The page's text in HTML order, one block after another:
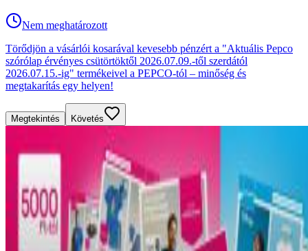
Nem meghatározott
Törődjön a vásárlói kosarával kevesebb pénzért a "Aktuális Pepco
szórólap érvényes csütörtöktől 2026.07.09.-től szerdától
2026.07.15.-ig" termékeivel a PEPCO-tól – minőség és
megtakarítás egy helyen!
Megtekintés Követés